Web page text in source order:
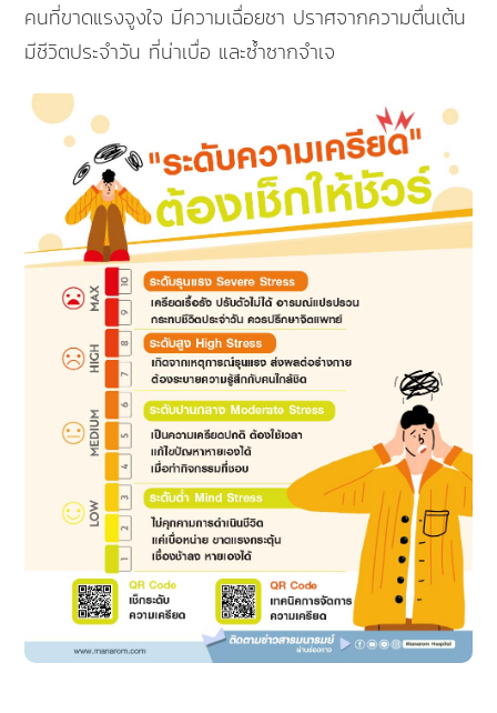
คนที่ขาดแรงจูงใจ มีความเฉื่อยชา ปราศจากความตื่นเต้น
มีชีวิตประจำวัน ที่น่าเบื่อ และซ้ำซากจำเจ